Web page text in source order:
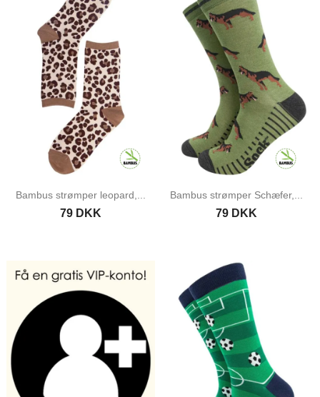
Bambus strømper leopard,...
79 DKK
Bambus strømper Schæfer,...
79 DKK